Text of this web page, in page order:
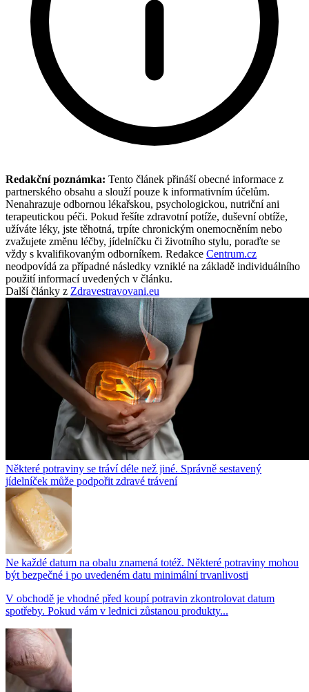
Redakční poznámka: Tento článek přináší obecné informace z
partnerského obsahu a slouží pouze k informativním účelům.
Nenahrazuje odbornou lékařskou, psychologickou, nutriční ani
terapeutickou péči. Pokud řešíte zdravotní potíže, duševní obtíže,
užíváte léky, jste těhotná, trpíte chronickým onemocněním nebo
zvažujete změnu léčby, jídelníčku či životního stylu, poraďte se
vždy s kvalifikovaným odborníkem. Redakce Centrum.cz
neodpovídá za případné následky vzniklé na základě individuálního
použití informací uvedených v článku.
Další články z Zdravestravovani.eu
Některé potraviny se tráví déle než jiné. Správně sestavený
jídelníček může podpořit zdravé trávení
Ne každé datum na obalu znamená totéž. Některé potraviny mohou
být bezpečné i po uvedeném datu minimální trvanlivosti
V obchodě je vhodné před koupí potravin zkontrolovat datum
spotřeby. Pokud vám v lednici zůstanou produkty...